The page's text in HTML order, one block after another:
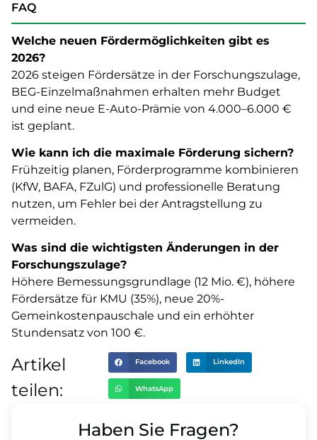
FAQ
Welche neuen Fördermöglichkeiten gibt es
2026?
2026 steigen Fördersätze in der Forschungszulage,
BEG-Einzelmaßnahmen erhalten mehr Budget
und eine neue E-Auto-Prämie von 4.000–6.000 €
ist geplant.
Wie kann ich die maximale Förderung sichern?
Frühzeitig planen, Förderprogramme kombinieren
(KfW, BAFA, FZulG) und professionelle Beratung
nutzen, um Fehler bei der Antragstellung zu
vermeiden.
Was sind die wichtigsten Änderungen in der
Forschungszulage?
Höhere Bemessungsgrundlage (12 Mio. €), höhere
Fördersätze für KMU (35%), neue 20%-
Gemeinkostenpauschale und ein erhöhter
Stundensatz von 100 €.
Artikel
teilen:
Facebook LinkedIn
WhatsApp
Haben Sie Fragen?